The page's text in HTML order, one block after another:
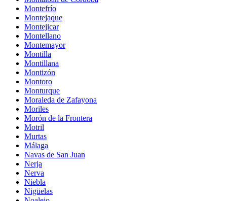
Montefrío
Montejaque
Montejicar
Montellano
Montemayor
Montilla
Montillana
Montizón
Montoro
Monturque
Moraleda de Zafayona
Moriles
Morón de la Frontera
Motril
Murtas
Málaga
Navas de San Juan
Nerja
Nerva
Niebla
Nigüelas